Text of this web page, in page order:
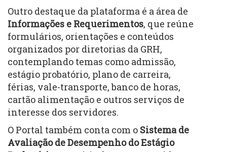
Outro destaque da plataforma é a área de
Informações e Requerimentos, que reúne
formulários, orientações e conteúdos
organizados por diretorias da GRH,
contemplando temas como admissão,
estágio probatório, plano de carreira,
férias, vale-transporte, banco de horas,
cartão alimentação e outros serviços de
interesse dos servidores.
O Portal também conta com o Sistema de
Avaliação de Desempenho do Estágio